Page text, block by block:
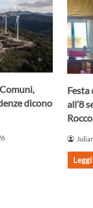
dicono
Festa
all’8
Rocco